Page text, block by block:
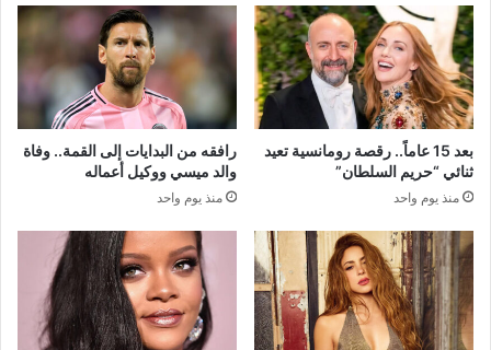
بعد 15 عاماً.. رقصة رومانسية تعيد
ثنائي “حريم السلطان”
منذ يوم واحد
رافقه من البدايات إلى القمة.. وفاة
والد ميسي ووكيل أعماله
منذ يوم واحد